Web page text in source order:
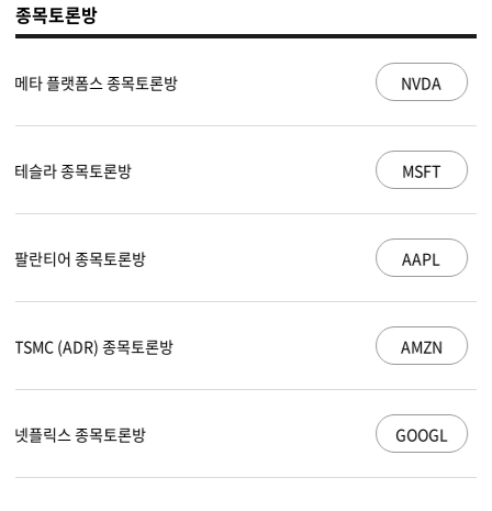
종목토론방
NVDA 엔비디아 종목토론방
MSFT 마이크로소프트 종목토론방
AAPL 애플 종목토론방
AMZN 아마존 닷컴 종목토론방
GOOGL 알파벳 A 종목토론방